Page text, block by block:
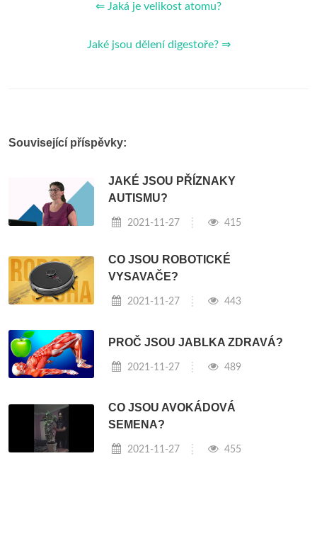
⇐ Jaká je velikost atomu?
Jaké jsou dělení digestoře? ⇒
Související příspěvky:
JAKÉ JSOU PŘÍZNAKY
AUTISMU?
2021-11-27 415
CO JSOU ROBOTICKÉ
VYSAVAČE?
2021-11-27 443
PROČ JSOU JABLKA ZDRAVÁ?
2021-11-27 489
CO JSOU AVOKÁDOVÁ
SEMENA?
2021-11-27 455